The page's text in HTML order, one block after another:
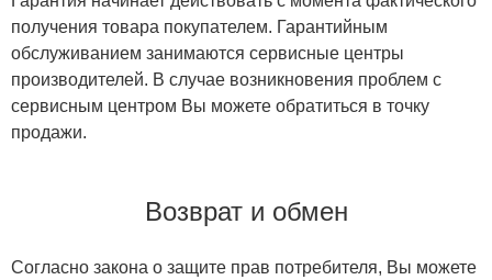
получения товара покупателем. Гарантийным
обслуживанием занимаются сервисные центры
производителей. В случае возникновения проблем с
сервисным центром Вы можете обратиться в точку
продажи.
Возврат и обмен
Согласно закона о защите прав потребителя, Вы можете